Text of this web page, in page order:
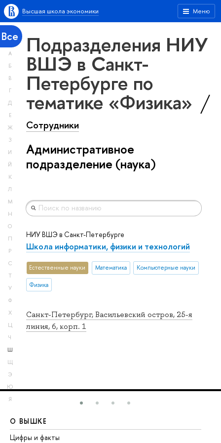
Меню
Высшая школа экономики
Все
А
Б
В
Г
Д
Е
Ж
З
И
Й
К
Л
М
Н
О
П
Р
С
Т
У
Ф
Х
Ц
Ч
Ш
Щ
Э
Ю
Я
Подразделения НИУ
ВШЭ в Санкт-
Петербурге по
тематике «Физика»
Сотрудники
Административное
подразделение (наука)
Санкт-Петербург, Васильевский остров, 25-я
линия, 6, корп. 1
НИУ ВШЭ в Санкт-Петербурге
Школа информатики, физики и технологий
Естественные науки Математика Компьютерные науки
Физика
О ВЫШКЕ
Цифры и факты